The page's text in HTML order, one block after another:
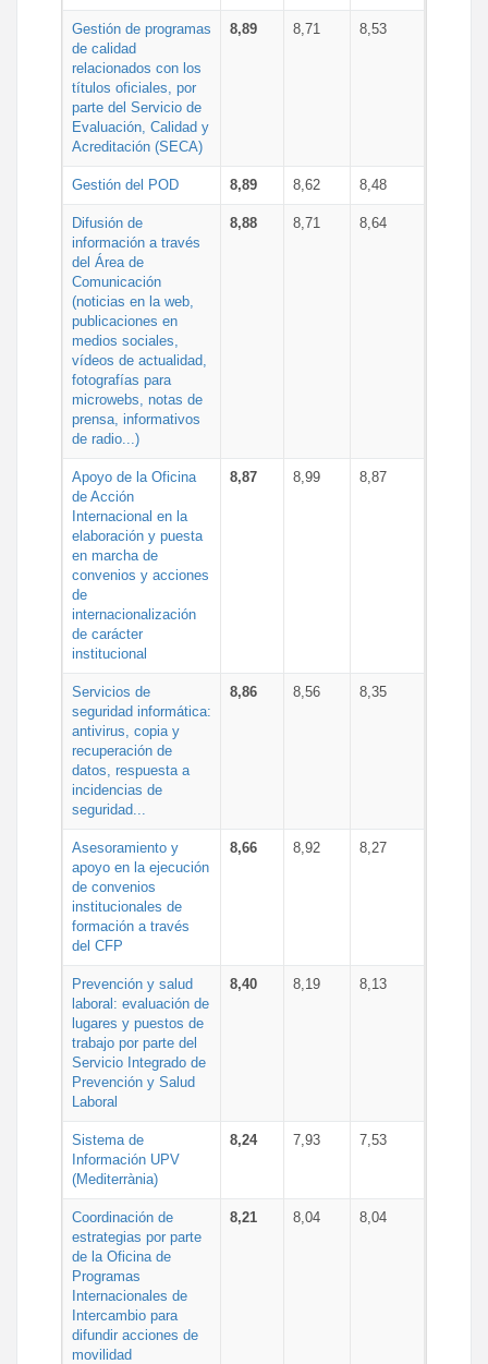
Gestión de programas
de calidad
relacionados con los
títulos oficiales, por
parte del Servicio de
Evaluación, Calidad y
Acreditación (SECA)
8,89 8,71 8,53
Gestión del POD 8,89 8,62 8,48
Difusión de
información a través
del Área de
Comunicación
(noticias en la web,
publicaciones en
medios sociales,
vídeos de actualidad,
fotografías para
microwebs, notas de
prensa, informativos
de radio...)
8,88 8,71 8,64
Apoyo de la Oficina
de Acción
Internacional en la
elaboración y puesta
en marcha de
convenios y acciones
de
internacionalización
de carácter
institucional
8,87 8,99 8,87
Servicios de
seguridad informática:
antivirus, copia y
recuperación de
datos, respuesta a
incidencias de
seguridad...
8,86 8,56 8,35
Asesoramiento y
apoyo en la ejecución
de convenios
institucionales de
formación a través
del CFP
8,66 8,92 8,27
Prevención y salud
laboral: evaluación de
lugares y puestos de
trabajo por parte del
Servicio Integrado de
Prevención y Salud
Laboral
8,40 8,19 8,13
Sistema de
Información UPV
(Mediterrània)
8,24 7,93 7,53
Coordinación de
estrategias por parte
de la Oficina de
Programas
Internacionales de
Intercambio para
difundir acciones de
movilidad
8,21 8,04 8,04